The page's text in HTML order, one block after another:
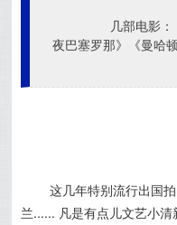
几部电影
夜巴塞罗那》《曼哈
这几年特别流行出国
兰...... 凡是有点儿文艺小